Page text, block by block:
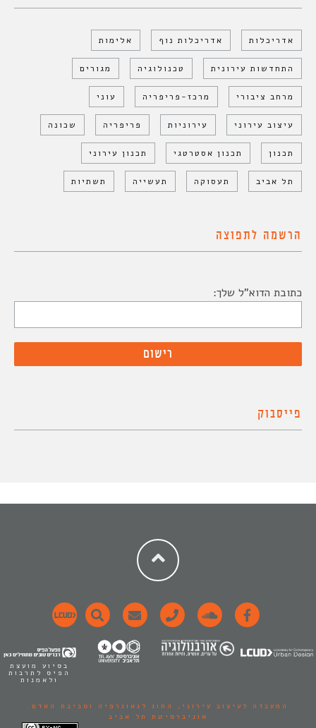
אדריכלות אדריכלות נוף אלימות
התחדשות עירונית טכנולוגיה מגורים
מרחב ציבורי מרכז-פריפריה עוני
עיצוב עירוני עירוניות פריפריה שכונה
תכנון תכנון אסטרטגי תכנון עירוני
תל אביב תעסוקה תעשייה תשתיות
הרשמה לתפוצה
כתובת הדוא"ל שלך:
פייסבוק
בסיוע מועצת
הפיס לתרבות
ולאמנות
המעבדה לעיצוב עירוני,
החוג לגאוגרפיה וסביבת האדם.
אוניברסיטת תל אביב